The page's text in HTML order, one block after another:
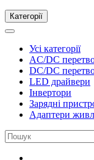
Категорії
Усі категорії
AC/DC
DC/DC
LED драйвери
Інвертори
Зарядні
Адаптери